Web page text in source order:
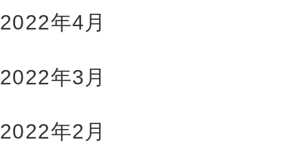
2022年4月
2022年3月
2022年2月